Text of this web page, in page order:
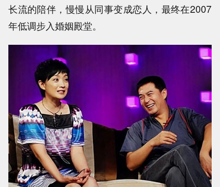
长流的陪伴，慢慢从同事变成恋人，最终在2007
年低调步入婚姻殿堂。